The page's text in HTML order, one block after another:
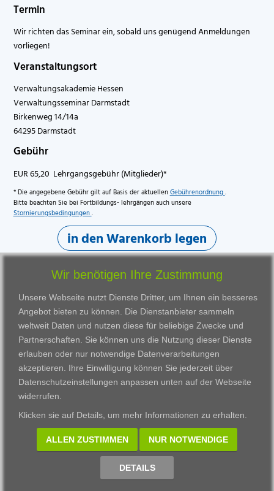
Termin
Wir richten das Seminar ein, sobald uns genügend Anmeldungen
vorliegen!
Veranstaltungsort
Verwaltungsakademie Hessen
Verwaltungsseminar Darmstadt
Birkenweg 14/14a
64295 Darmstadt
Gebühr
EUR 65,20 Lehrgangsgebühr (Mitglieder)*
* Die angegebene Gebühr gilt auf Basis der aktuellenGebührenordnung.
Bitte beachten Sie bei Fortbildungs- lehrgängen auch unsere
Stornierungsbedingungen.
in den Warenkorb legen
VWAK
Karriere
Links
Impressum
Datenschutzerklärung
Standorte
Darmstadt
Gießen
Kassel
Wiesbaden
Fortbildungszentrum
Bildungsangebot
Ausbildung
Wir benötigen Ihre Zustimmung
Unsere Webseite nutzt Dienste Dritter, um Ihnen ein besseres
Angebot bieten zu können. Die Dienstanbieter sammeln
weltweit Daten und nutzen diese für beliebige Zwecke und
Partnerschaften. Sie können uns die Nutzung dieser Dienste
erlauben oder nur notwendige Datenverarbeitungen
akzeptieren. Ihre Einwilligung können Sie jederzeit über
Datenschutzeinstellungen anpassen unten auf der Webseite
widerrufen.
Klicken sie auf Details, um mehr Informationen zu erhalten.
ALLEN ZUSTIMMEN NUR NOTWENDIGE
DETAILS